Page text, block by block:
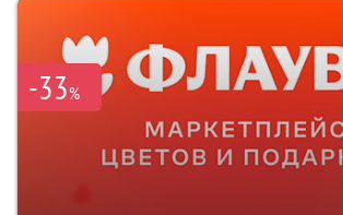
-33%